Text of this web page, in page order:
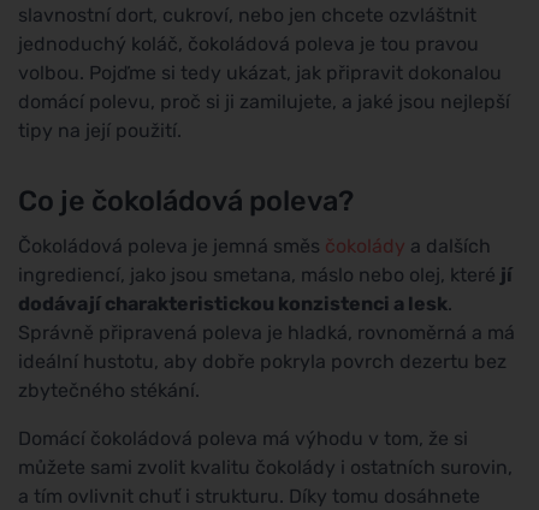
slavnostní dort, cukroví, nebo jen chcete ozvláštnit
jednoduchý koláč, čokoládová poleva je tou pravou
volbou. Pojďme si tedy ukázat, jak připravit dokonalou
domácí polevu, proč si ji zamilujete, a jaké jsou nejlepší
tipy na její použití.
Co je čokoládová poleva?
Čokoládová poleva je jemná směs čokolády a dalších
ingrediencí, jako jsou smetana, máslo nebo olej, které jí
dodávají charakteristickou konzistenci a lesk.
Správně připravená poleva je hladká, rovnoměrná a má
ideální hustotu, aby dobře pokryla povrch dezertu bez
zbytečného stékání.
Domácí čokoládová poleva má výhodu v tom, že si
můžete sami zvolit kvalitu čokolády i ostatních surovin,
a tím ovlivnit chuť i strukturu. Díky tomu dosáhnete